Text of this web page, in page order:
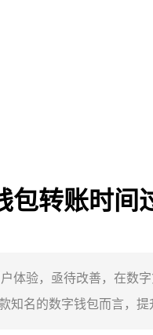
转账时间
体验，亟待改善，在
名的数字钱包而言，